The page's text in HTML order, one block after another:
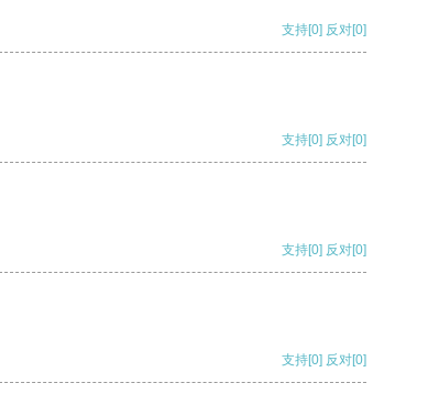
支持[0] 反对[0]
支持[0] 反对[0]
支持[0] 反对[0]
支持[0] 反对[0]